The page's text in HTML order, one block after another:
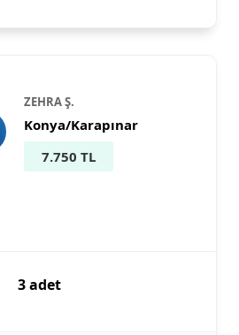
ZEHRA Ş.
Konya/Karapınar
7.750 TL
3 adet